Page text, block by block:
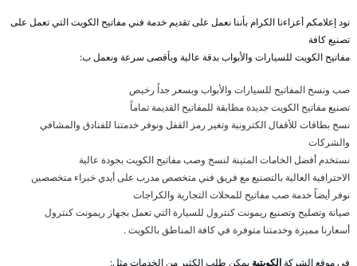
نود إعلامكم أعزاءنا الكرام بأننا نعمل على تقديم خدمة فني مفاتيح الكويت التي تعمل على
تصنيع كافة
مفاتيح الكويت للسيارات والأبواب بدقة عالية وبأقصى سرعة ونعمل ب:
صب ونسخ المفاتيح للسيارات والأبواب وبسعر جداً رخيص
تصنيع مفاتيح الكويت جديدة مطابقة للمفاتيح القديمة تماماً
نسخ بطاقات للأقفال الكترونية وتغير رمز القفل ونوفر خدمتنا للفنادق والمشافي
والشركات
نستخدم أفضل الخامات المتينة لنسخ وصب مفاتيح الكويت بجودة عالية
الاحترافية العالية بالتصنيع مع فريق فني متخصص مدرب على أيدي خبراء متخصصين
نوفر أيضاً خدمة صب مفاتيح للمحلات التجارية والكراجات
صيانة وتصليح وتصنيع ريمونت كنترول للسيارة التي تعمل بجهاز ريمونت كنترول
أسعارنا مميزة وخدمتنا متوفرة في كافة المناطق بالكويت .
في موقع الشركةالكويتية يمكن طلب الكثير من الخدمات مثل: